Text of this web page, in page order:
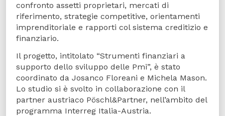
confronto assetti proprietari, mercati di
riferimento, strategie competitive, orientamenti
imprenditoriale e rapporti col sistema creditizio e
finanziario.
Il progetto, intitolato “Strumenti finanziari a
supporto dello sviluppo delle Pmi”, è stato
coordinato da Josanco Floreani e Michela Mason.
Lo studio si è svolto in collaborazione con il
partner austriaco Pöschl&Partner, nell’ambito del
programma Interreg Italia-Austria.